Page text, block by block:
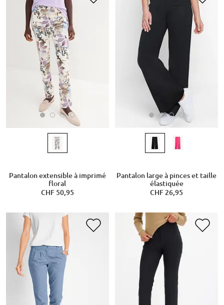
Pantalon extensible à imprimé
floral
CHF 50,95
Pantalon large à pinces et taille
élastiquée
CHF 26,95